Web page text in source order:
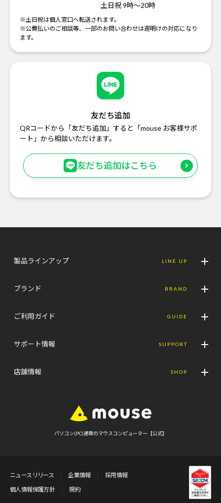
土日祝 9時～20時
※土日祝は個人窓口へ転送されます。
※公費払いのご相談等、一部のお問い合わせは週明けの対応になり
ます。
友だち追加
QRコードから「友だち追加」すると「mouse お客様サポ
ート」から相談いただけます。
友だち追加はこちら
製品ラインアップ LINE UP
ブランド BRAND
ご利用ガイド GUIDE
サポート情報 SUPPORT
店舗情報 SHOP
パソコン(PC)通販のマウスコンピューター【公式】
ニュースリリース 企業情報
採用情報
個人情報保護方針
規約